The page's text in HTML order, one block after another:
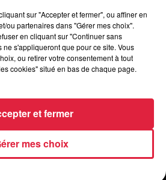
sur "Accepter et fermer", ou affiner en
ou partenaires dans "Gérer mes choix".
en cliquant sur "Continuer sans
ne s'appliqueront que pour ce site. Vous
ou retirer votre consentement à tout
cookies" situé en bas de chaque page.
mes choix
et fermer